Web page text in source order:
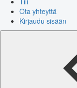
Ota yhteyttä
Kirjaudu sisään